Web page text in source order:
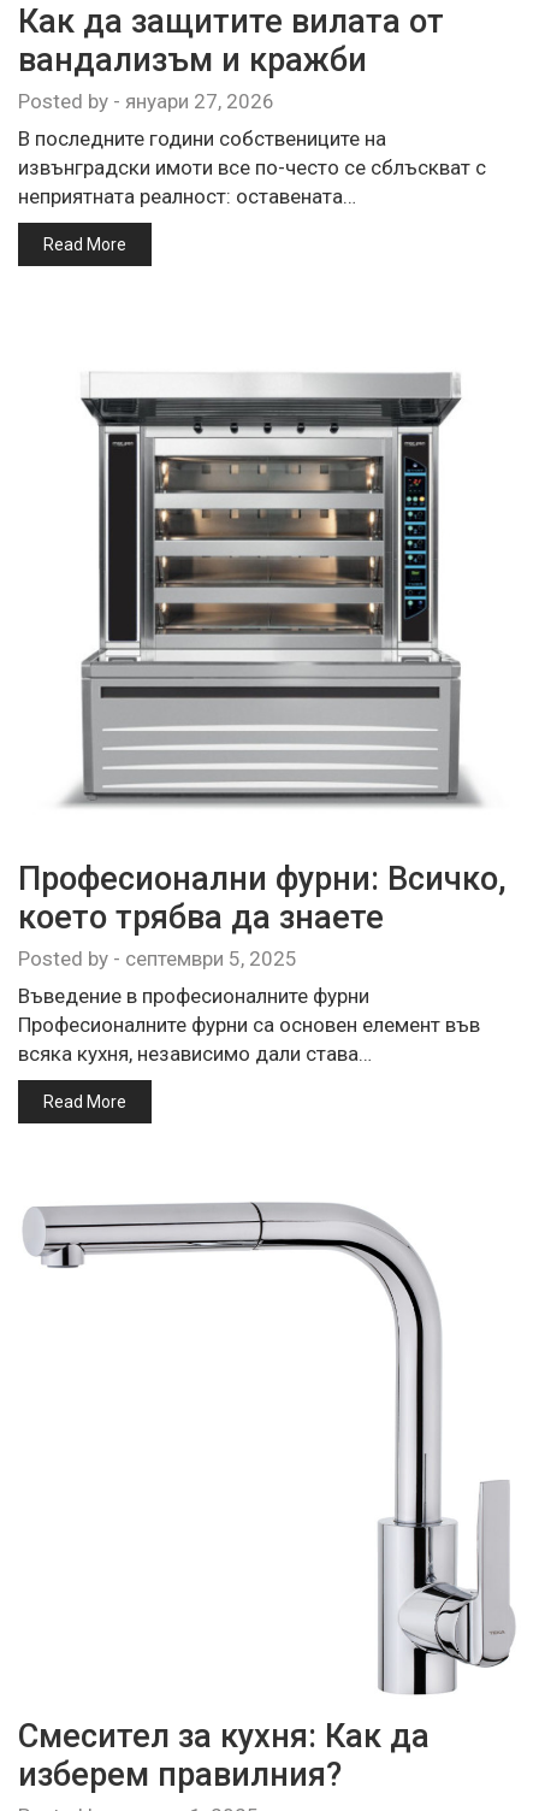
Как да защитите вилата от
вандализъм и кражби
Posted by - януари 27, 2026
В последните години собствениците на
извънградски имоти все по-често се сблъскват с
неприятната реалност: оставената…
Read More
Професионални фурни: Всичко,
което трябва да знаете
Posted by - септември 5, 2025
Въведение в професионалните фурни
Професионалните фурни са основен елемент във
всяка кухня, независимо дали става…
Read More
Смесител за кухня: Как да
изберем правилния?